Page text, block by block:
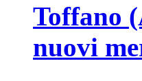
Toffano
nuovi